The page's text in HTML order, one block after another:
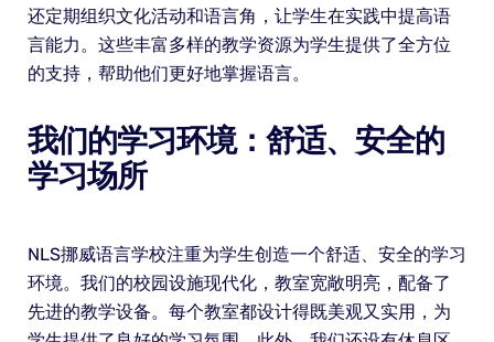
还定期组织文化活动和语言角，让学生在实践中提高语
言能力。这些丰富多样的教学资源为学生提供了全方位
的支持，帮助他们更好地掌握语言。
我们的学习环境：舒适、安全的
学习场所
NLS挪威语言学校注重为学生创造一个舒适、安全的学习
环境。我们的校园设施现代化，教室宽敞明亮，配备了
先进的教学设备。每个教室都设计得既美观又实用，为